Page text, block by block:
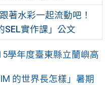
著水彩一起流動吧！
SEL實作課」公文
學年度臺東縣立蘭嶼高
的世界長怎樣」暑期